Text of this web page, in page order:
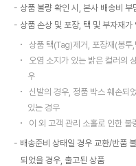
상품 불량 확인 시, 본사 배송비 부
상품 손상 및 포장, 택 및 부자재가
상품 택(Tag)제거, 포장재(봉투
오염 소지가 있는 밝은 컬러의
우
신발의 경우, 정품 박스 훼손되
있는 경우
이 외 고객 관리 소홀로 인한
배송준비 상태일 경우 교환/반품
되었을 경우, 출고된 상품